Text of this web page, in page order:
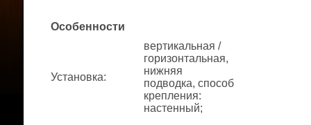
Особенности
Установка:
вертикальная /
горизонтальная,
нижняя
подводка, способ
крепления:
настенный;